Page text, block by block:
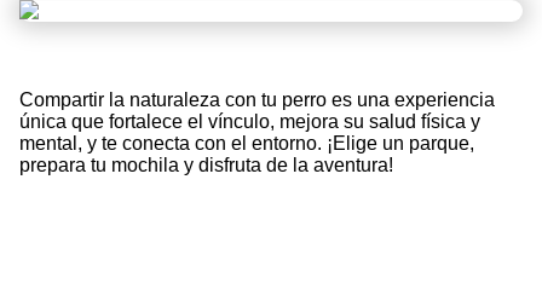
Compartir la naturaleza con tu perro es una experiencia
única que fortalece el vínculo, mejora su salud física y
mental, y te conecta con el entorno. ¡Elige un parque,
prepara tu mochila y disfruta de la aventura!